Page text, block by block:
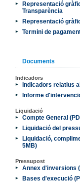
Representació
Transparència
Representació
Termini de
Documents
Indicadors
Indicadors relatius
Informe
Liquidació
Compte General
Liquidació del
Liquidació,
5MB)
Pressupost
Annex d'inversions
Bases d'execució